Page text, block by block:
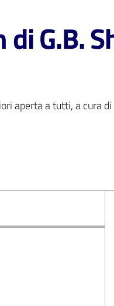
G.B.
aperta a tutti, a cura